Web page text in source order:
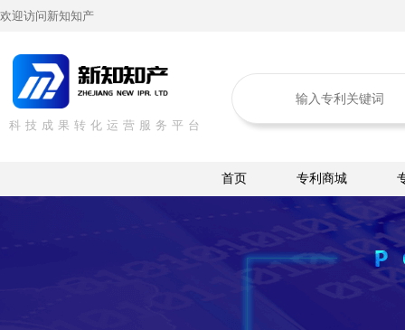
欢迎访问新知知产
科技成果转化运营服务平台
首页 专利商城